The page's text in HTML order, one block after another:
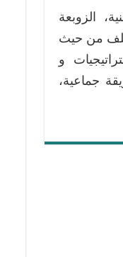
الزوبعة
من حيث
و
جماعية،